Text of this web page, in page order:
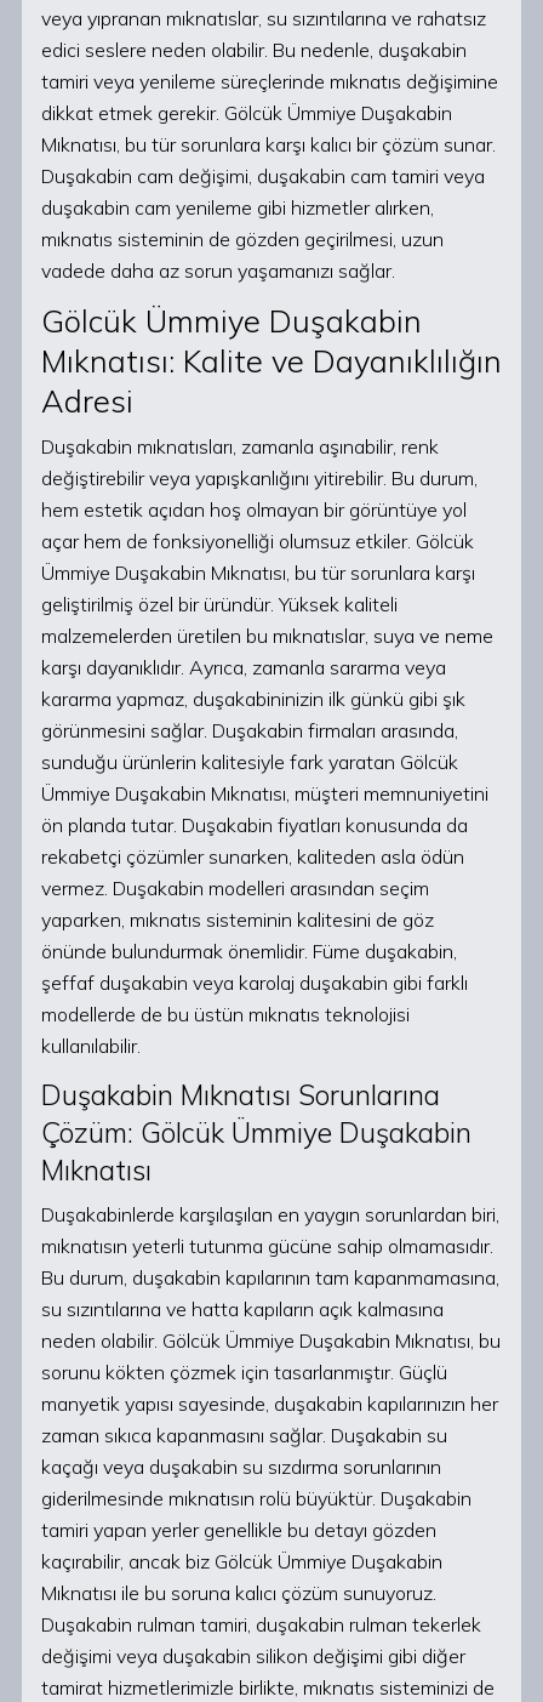
veya yıpranan mıknatıslar, su sızıntılarına ve rahatsız
edici seslere neden olabilir. Bu nedenle, duşakabin
tamiri veya yenileme süreçlerinde mıknatıs değişimine
dikkat etmek gerekir. Gölcük Ümmiye Duşakabin
Mıknatısı, bu tür sorunlara karşı kalıcı bir çözüm sunar.
Duşakabin cam değişimi, duşakabin cam tamiri veya
duşakabin cam yenileme gibi hizmetler alırken,
mıknatıs sisteminin de gözden geçirilmesi, uzun
vadede daha az sorun yaşamanızı sağlar.
Gölcük Ümmiye Duşakabin
Mıknatısı: Kalite ve Dayanıklılığın
Adresi
Duşakabin mıknatısları, zamanla aşınabilir, renk
değiştirebilir veya yapışkanlığını yitirebilir. Bu durum,
hem estetik açıdan hoş olmayan bir görüntüye yol
açar hem de fonksiyonelliği olumsuz etkiler. Gölcük
Ümmiye Duşakabin Mıknatısı, bu tür sorunlara karşı
geliştirilmiş özel bir üründür. Yüksek kaliteli
malzemelerden üretilen bu mıknatıslar, suya ve neme
karşı dayanıklıdır. Ayrıca, zamanla sararma veya
kararma yapmaz, duşakabininizin ilk günkü gibi şık
görünmesini sağlar. Duşakabin firmaları arasında,
sunduğu ürünlerin kalitesiyle fark yaratan Gölcük
Ümmiye Duşakabin Mıknatısı, müşteri memnuniyetini
ön planda tutar. Duşakabin fiyatları konusunda da
rekabetçi çözümler sunarken, kaliteden asla ödün
vermez. Duşakabin modelleri arasından seçim
yaparken, mıknatıs sisteminin kalitesini de göz
önünde bulundurmak önemlidir. Füme duşakabin,
şeffaf duşakabin veya karolaj duşakabin gibi farklı
modellerde de bu üstün mıknatıs teknolojisi
kullanılabilir.
Duşakabin Mıknatısı Sorunlarına
Çözüm: Gölcük Ümmiye Duşakabin
Mıknatısı
Duşakabinlerde karşılaşılan en yaygın sorunlardan biri,
mıknatısın yeterli tutunma gücüne sahip olmamasıdır.
Bu durum, duşakabin kapılarının tam kapanmamasına,
su sızıntılarına ve hatta kapıların açık kalmasına
neden olabilir. Gölcük Ümmiye Duşakabin Mıknatısı, bu
sorunu kökten çözmek için tasarlanmıştır. Güçlü
manyetik yapısı sayesinde, duşakabin kapılarınızın her
zaman sıkıca kapanmasını sağlar. Duşakabin su
kaçağı veya duşakabin su sızdırma sorunlarının
giderilmesinde mıknatısın rolü büyüktür. Duşakabin
tamiri yapan yerler genellikle bu detayı gözden
kaçırabilir, ancak biz Gölcük Ümmiye Duşakabin
Mıknatısı ile bu soruna kalıcı çözüm sunuyoruz.
Duşakabin rulman tamiri, duşakabin rulman tekerlek
değişimi veya duşakabin silikon değişimi gibi diğer
tamirat hizmetlerimizle birlikte, mıknatıs sisteminizi de